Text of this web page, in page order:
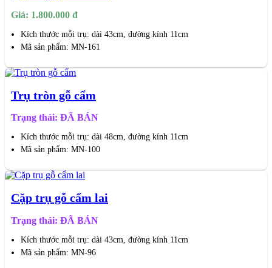
Giá: 1.800.000 đ
Kích thước mỗi trụ: dài 43cm, đường kính 11cm
Mã sản phẩm: MN-161
Trụ tròn gỗ cẩm
Trạng thái: ĐÃ BÁN
Kích thước mỗi trụ: dài 48cm, đường kính 11cm
Mã sản phẩm: MN-100
Cặp trụ gỗ cẩm lai
Trạng thái: ĐÃ BÁN
Kích thước mỗi trụ: dài 43cm, đường kính 11cm
Mã sản phẩm: MN-96